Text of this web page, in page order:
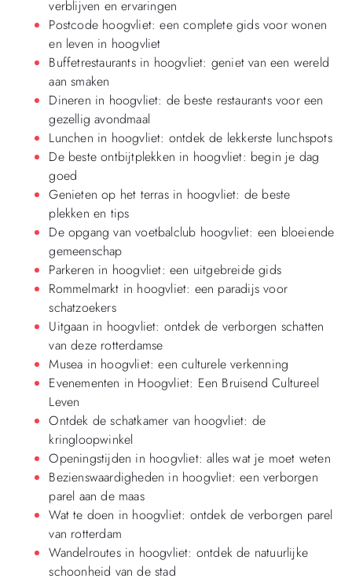
verblijven en ervaringen
Postcode hoogvliet: een complete gids voor wonen
en leven in hoogvliet
Buffetrestaurants in hoogvliet: geniet van een wereld
aan smaken
Dineren in hoogvliet: de beste restaurants voor een
gezellig avondmaal
Lunchen in hoogvliet: ontdek de lekkerste lunchspots
De beste ontbijtplekken in hoogvliet: begin je dag
goed
Genieten op het terras in hoogvliet: de beste
plekken en tips
De opgang van voetbalclub hoogvliet: een bloeiende
gemeenschap
Parkeren in hoogvliet: een uitgebreide gids
Rommelmarkt in hoogvliet: een paradijs voor
schatzoekers
Uitgaan in hoogvliet: ontdek de verborgen schatten
van deze rotterdamse
Musea in hoogvliet: een culturele verkenning
Evenementen in Hoogvliet: Een Bruisend Cultureel
Leven
Ontdek de schatkamer van hoogvliet: de
kringloopwinkel
Openingstijden in hoogvliet: alles wat je moet weten
Bezienswaardigheden in hoogvliet: een verborgen
parel aan de maas
Wat te doen in hoogvliet: ontdek de verborgen parel
van rotterdam
Wandelroutes in hoogvliet: ontdek de natuurlijke
schoonheid van de stad